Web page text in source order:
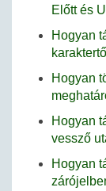
Előtt és
Hogyan
Hogyan
Hogyan
vessző
Hogyan